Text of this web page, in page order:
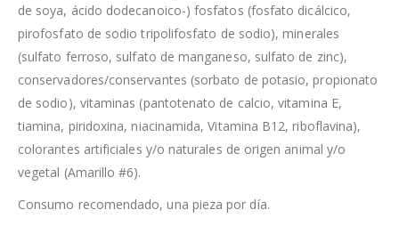
de soya, ácido dodecanoico-) fosfatos (fosfato dicálcico,
pirofosfato de sodio tripolifosfato de sodio), minerales
(sulfato ferroso, sulfato de manganeso, sulfato de zinc),
conservadores/conservantes (sorbato de potasio, propionato
de sodio), vitaminas (pantotenato de calcio, vitamina E,
tiamina, piridoxina, niacinamida, Vitamina B12, riboflavina),
colorantes artificiales y/o naturales de origen animal y/o
vegetal (Amarillo #6).
Consumo recomendado, una pieza por día.